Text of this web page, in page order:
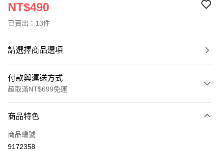
NT$490
已賣出：13件
請選擇商品選項
付款與運送方式
超取滿NT$699免運
信用卡一次付款
超商取貨付款
商品特色
商品編號
9172358